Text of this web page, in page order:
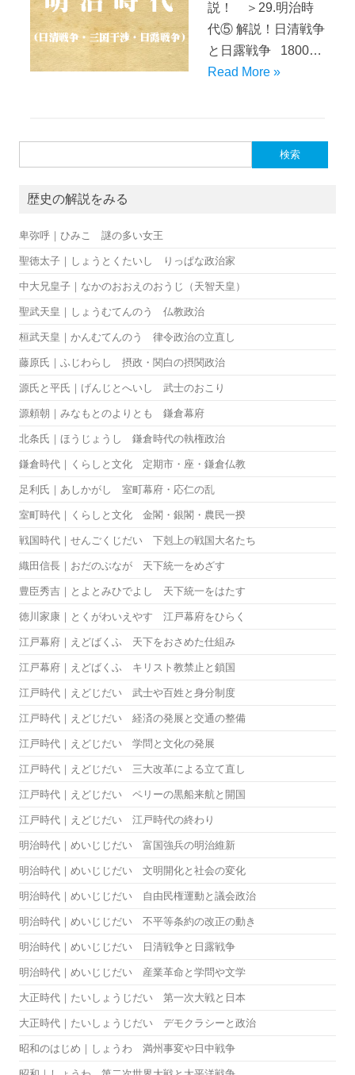
説！ ＞29.明治時
代⑤ 解説！日清戦争
と日露戦争 1800…
Read More »
歴史の解説をみる
卑弥呼｜ひみこ 謎の多い女王
聖徳太子｜しょうとくたいし りっぱな政治家
中大兄皇子｜なかのおおえのおうじ（天智天皇）
聖武天皇｜しょうむてんのう 仏教政治
桓武天皇｜かんむてんのう 律令政治の立直し
藤原氏｜ふじわらし 摂政・関白の摂関政治
源氏と平氏｜げんじとへいし 武士のおこり
源頼朝｜みなもとのよりとも 鎌倉幕府
北条氏｜ほうじょうし 鎌倉時代の執権政治
鎌倉時代｜くらしと文化 定期市・座・鎌倉仏教
足利氏｜あしかがし 室町幕府・応仁の乱
室町時代｜くらしと文化 金閣・銀閣・農民一揆
戦国時代｜せんごくじだい 下剋上の戦国大名たち
織田信長｜おだのぶなが 天下統一をめざす
豊臣秀吉｜とよとみひでよし 天下統一をはたす
徳川家康｜とくがわいえやす 江戸幕府をひらく
江戸幕府｜えどばくふ 天下をおさめた仕組み
江戸幕府｜えどばくふ キリスト教禁止と鎖国
江戸時代｜えどじだい 武士や百姓と身分制度
江戸時代｜えどじだい 経済の発展と交通の整備
江戸時代｜えどじだい 学問と文化の発展
江戸時代｜えどじだい 三大改革による立て直し
江戸時代｜えどじだい ペリーの黒船来航と開国
江戸時代｜えどじだい 江戸時代の終わり
明治時代｜めいじじだい 富国強兵の明治維新
明治時代｜めいじじだい 文明開化と社会の変化
明治時代｜めいじじだい 自由民権運動と議会政治
明治時代｜めいじじだい 不平等条約の改正の動き
明治時代｜めいじじだい 日清戦争と日露戦争
明治時代｜めいじじだい 産業革命と学問や文学
大正時代｜たいしょうじだい 第一次大戦と日本
大正時代｜たいしょうじだい デモクラシーと政治
昭和のはじめ｜しょうわ 満州事変や日中戦争